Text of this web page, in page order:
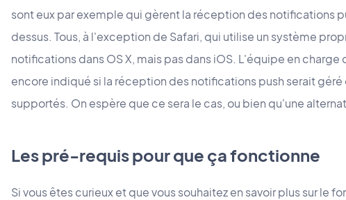
sont eux par exemple qui gèrent la réception des notifications
dessus. Tous, à l'exception de Safari, qui utilise un système
notifications dans OS X, mais pas dans iOS. L'équipe en
encore indiqué si la réception des notifications push serait
supportés. On espère que ce sera le cas, ou bien qu'une
Les pré-requis pour que ça fonctionne
Si vous êtes curieux et que vous souhaitez en savoir plus sur le